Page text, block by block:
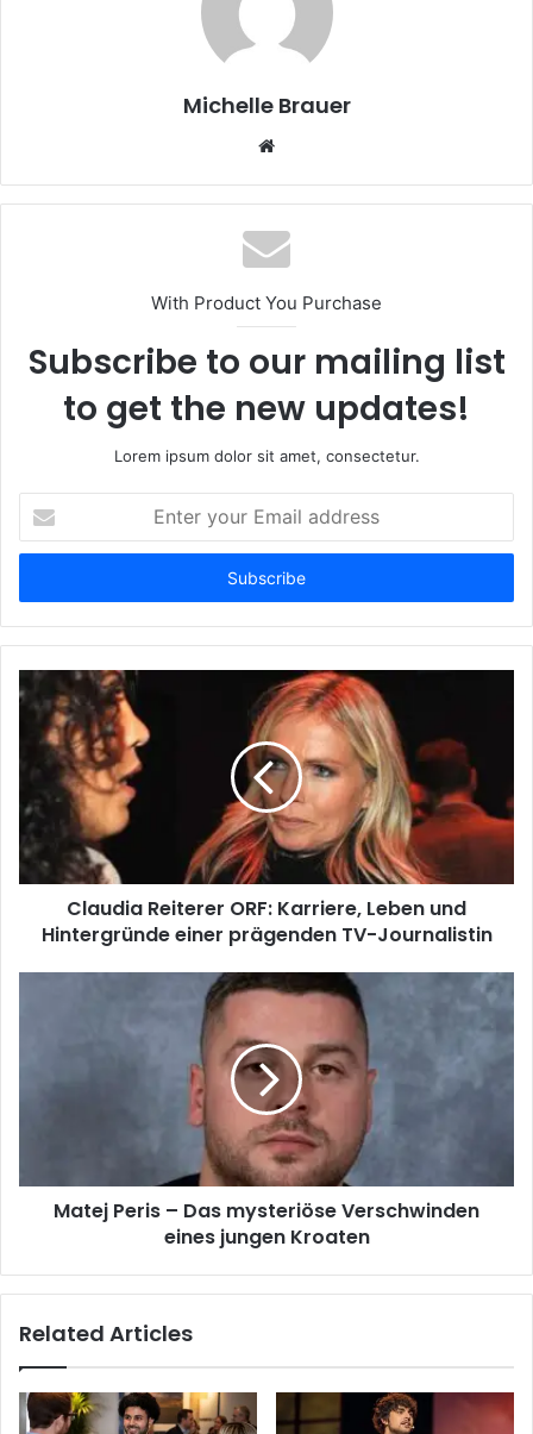
Michelle Brauer
Website
With Product You Purchase
Subscribe to our mailing list
to get the new updates!
Lorem ipsum dolor sit amet, consectetur.
your
Email
Claudia Reiterer ORF: Karriere, Leben und
Hintergründe einer prägenden TV-Journalistin
Matej Peris – Das mysteriöse Verschwinden
eines jungen Kroaten
Related Articles